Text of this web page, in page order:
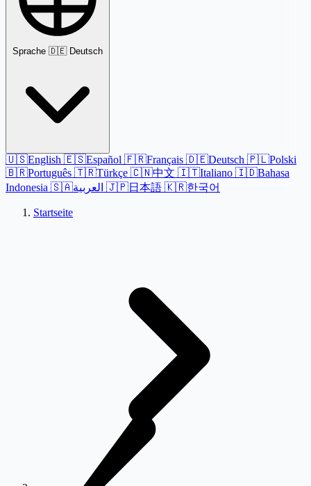
Sprache 🇩🇪 Deutsch
🇺🇸English 🇪🇸Español 🇫🇷Français 🇩🇪Deutsch 🇵🇱Polski
🇧🇷Português 🇹🇷Türkçe 🇨🇳中文 🇮🇹Italiano 🇮🇩Bahasa
Indonesia 🇸🇦 🇯🇵日本語 🇰🇷한국어
Startseite